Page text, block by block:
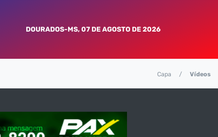
DOURADOS-MS, 07 DE AGOSTO DE 2026
Capa Vídeos